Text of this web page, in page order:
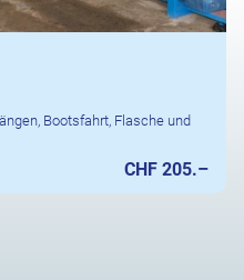
Bootsfahrt, Flasche und
CHF 205.–